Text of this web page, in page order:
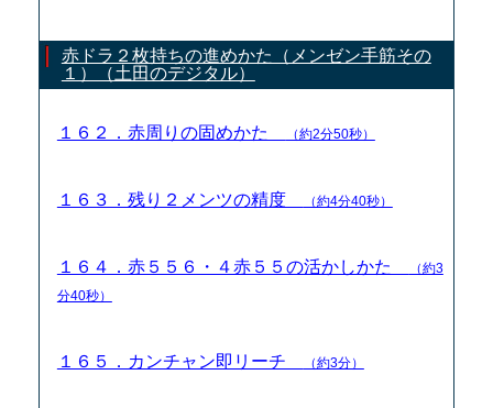
赤ドラ２枚持ちの進めかた（メンゼン手筋その
１）（土田のデジタル）
１６２．赤周りの固めかた （約2分50秒）
１６３．残り２メンツの精度 （約4分40秒）
１６４．赤５５６・４赤５５の活かしかた
（約3
分40秒）
１６５．カンチャン即リーチ （約3分）